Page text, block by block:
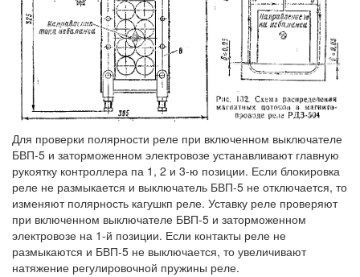
Для проверки полярности реле при включенном выключателе
БВП-5 и заторможенном электровозе устанавливают главную
рукоятку контроллера па 1, 2 и 3-ю позиции. Если блокировка
реле не размыкается и выключатель БВП-5 не отключается, то
изменяют полярность кагушкп реле. Уставку реле проверяют
при включенном выключателе БВП-5 и заторможенном
электровозе на 1-й позиции. Если контакты реле не
размыкаются и БВП-5 не выключается, то увеличивают
натяжение регулировочной пружины реле.